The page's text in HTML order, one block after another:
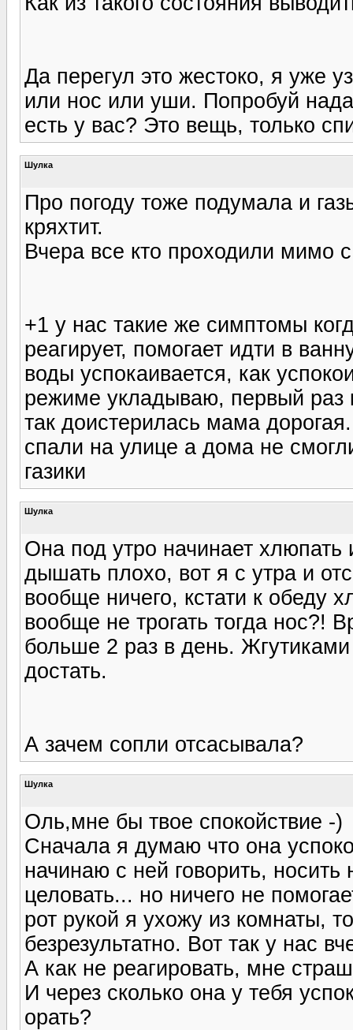
Да перегул это жестоко, я уже
или нос или уши. Попробуй
есть у вас? Это вещь, только
Шулка
Про погоду тоже подумала и
кряхтит.
Вчера все кто проходили мимо
+1 у нас такие же симптомы
реагирует, помогает идти в
воды успокаивается, как
режиме укладываю, первый раз
так доистерилась мама
спали на улице а дома не
газики
Шулка
Она под утро начинает
дышать плохо, вот я с утра и
вообще ничего, кстати к обеду
вообще не трогать тогда нос?!
больше 2 раз в день.
достать.
А зачем сопли отсасывала?
Шулка
Оль,мне бы твое спокойствие -)
Сначала я думаю что она
начинаю с ней говорить, носить
целовать... но ничего не
рот рукой я ухожу из комнаты,
безрезультатно. Вот так у нас
А как не реагировать, мне
И через сколько она у тебя
орать?